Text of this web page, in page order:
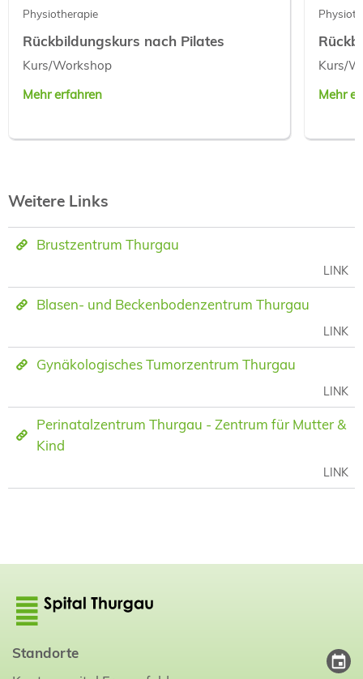
Physiotherapie
Rückbildungskurs nach Pilates
Kurs/Workshop
Mehr erfahren
Kurs/
Mehr
Weitere Links
Brustzentrum Thurgau
LINK
Blasen- und Beckenbodenzentrum Thurgau
LINK
Gynäkologisches Tumorzentrum Thurgau
LINK
Perinatalzentrum Thurgau - Zentrum für Mutter &
Kind
LINK
Standorte